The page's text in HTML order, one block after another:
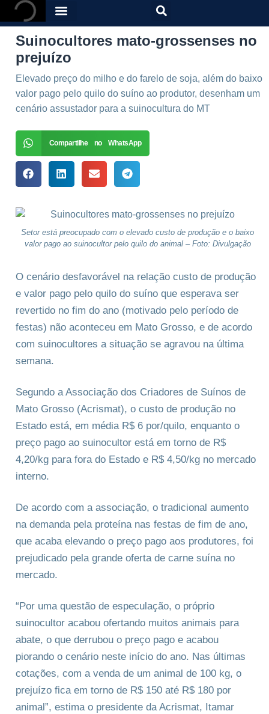
Suinocultores mato-grossenses no
prejuízo
Elevado preço do milho e do farelo de soja, além do baixo
valor pago pelo quilo do suíno ao produtor, desenham um
cenário assustador para a suinocultura do MT
Compartilhe no WhatsApp
Setor está preocupado com o elevado custo de produção e o baixo
valor pago ao suinocultor pelo quilo do animal – Foto: Divulgação
O cenário desfavorável na relação custo de produção
e valor pago pelo quilo do suíno que esperava ser
revertido no fim do ano (motivado pelo período de
festas) não aconteceu em Mato Grosso, e de acordo
com suinocultores a situação se agravou na última
semana.
Segundo a Associação dos Criadores de Suínos de
Mato Grosso (Acrismat), o custo de produção no
Estado está, em média R$ 6 por/quilo, enquanto o
preço pago ao suinocultor está em torno de R$
4,20/kg para fora do Estado e R$ 4,50/kg no mercado
interno.
De acordo com a associação, o tradicional aumento
na demanda pela proteína nas festas de fim de ano,
que acaba elevando o preço pago aos produtores, foi
prejudicado pela grande oferta de carne suína no
mercado.
“Por uma questão de especulação, o próprio
suinocultor acabou ofertando muitos animais para
abate, o que derrubou o preço pago e acabou
piorando o cenário neste início do ano. Nas últimas
cotações, com a venda de um animal de 100 kg, o
prejuízo fica em torno de R$ 150 até R$ 180 por
animal”, estima o presidente da Acrismat, Itamar